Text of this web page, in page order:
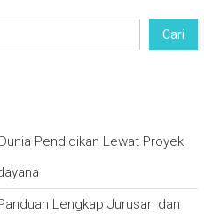
Cari
Pendidikan Lewat Proyek
Lengkap Jurusan dan